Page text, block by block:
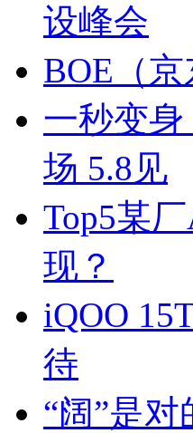
设峰会
BOE（
一秒变
场 5.8见
Top5某
现？
iQOO
待
“阔”是